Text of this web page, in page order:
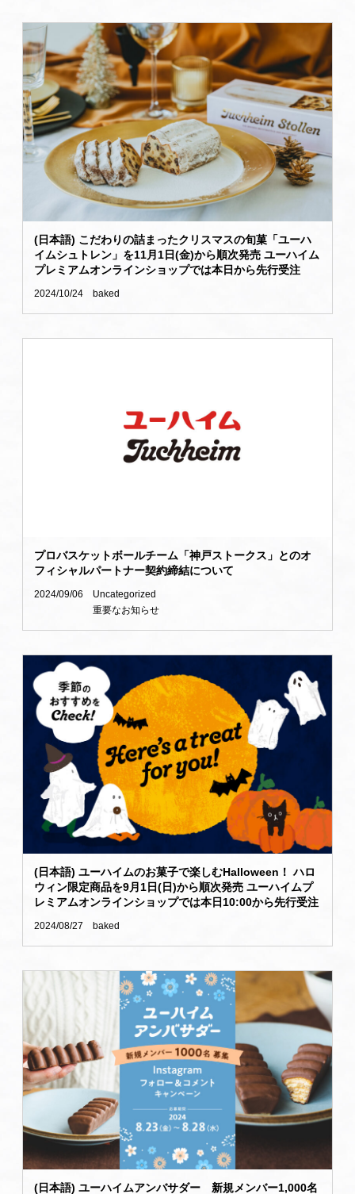
(日本語) こだわりの詰まったクリスマスの旬菓「ユーハ
イムシュトレン」を11月1日(金)から順次発売 ユーハイム
プレミアムオンラインショップでは本日から先行受注
2024/10/24 baked
プロバスケットボールチーム「神戸ストークス」とのオ
フィシャルパートナー契約締結について
2024/09/06
Uncategorized
重要なお知らせ
(日本語) ユーハイムのお菓子で楽しむHalloween！ ハロ
ウィン限定商品を9月1日(日)から順次発売 ユーハイムプ
レミアムオンラインショップでは本日10:00から先行受注
2024/08/27 baked
(日本語) ユーハイムアンバサダー 新規メンバー1,000名